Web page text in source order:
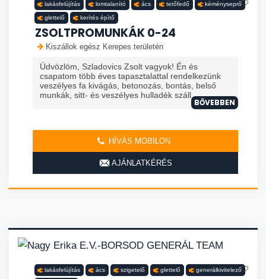
lakásfelújítás lomtalanító ács tetőfedő kéményseprő
glettelő kerítés építő
ZSOLTPROMUNKÁK 0-24
Kiszállok egész Kerepes területén
Üdvözlöm, Szladovics Zsolt vagyok! Én és
csapatom több éves tapasztalattal rendelkezünk
veszélyes fa kivágás, betonozás, bontás, belső
munkák, sitt- és veszélyes hulladék száll...
BŐVEBBEN
HÍVÁS MOBILON
AJÁNLATKÉRÉS
lakásfelújítás ács szigetelő glettelő generálkivitelező